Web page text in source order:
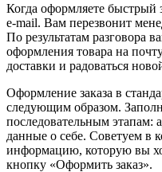
Когда оформляете
e-mail. Вам перезвонит
По результатам разговора
оформления товара на
доставки и радоваться
Оформление заказа в
следующим образом.
последовательным этапам:
данные о себе. Советуем в
информацию, которую вы
кнопку «Оформить заказ».